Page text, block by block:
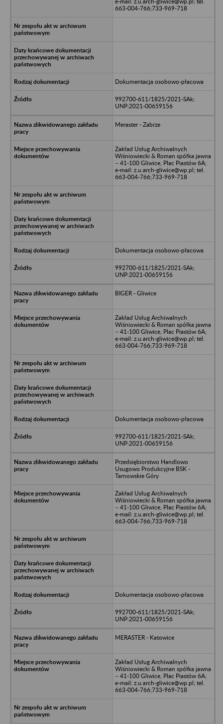
663-004-766;733-969-718
Dokumentacja osobowo-płacowa
992700-611/1825/2021-SAk;
UNP:2021-00659156
Meraster - Zabrze
Zakład Usług Archiwalnych
Wiśniowiecki & Roman spółka jawna
– 41-100 Gliwice, Plac Piastów 6A;
e-mail: z.u.arch-gliwice@wp.pl; tel.
663-004-766;733-969-718
Dokumentacja osobowo-płacowa
992700-611/1825/2021-SAk;
UNP:2021-00659156
BIGER - Gliwice
Zakład Usług Archiwalnych
Wiśniowiecki & Roman spółka jawna
– 41-100 Gliwice, Plac Piastów 6A;
e-mail: z.u.arch-gliwice@wp.pl; tel.
663-004-766;733-969-718
Dokumentacja osobowo-płacowa
992700-611/1825/2021-SAk;
UNP:2021-00659156
Przedsiębiorstwo Handlowo
Usugowo Produkcyjne BSK -
Tarnowskie Góry
Zakład Usług Archiwalnych
Wiśniowiecki & Roman spółka jawna
– 41-100 Gliwice, Plac Piastów 6A;
e-mail: z.u.arch-gliwice@wp.pl; tel.
663-004-766;733-969-718
Dokumentacja osobowo-płacowa
992700-611/1825/2021-SAk;
UNP:2021-00659156
MERASTER - Katowice
Zakład Usług Archiwalnych
Wiśniowiecki & Roman spółka jawna
– 41-100 Gliwice, Plac Piastów 6A;
e-mail: z.u.arch-gliwice@wp.pl; tel.
663-004-766;733-969-718